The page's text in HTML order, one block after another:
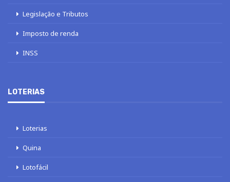
Legislação e Tributos
Imposto de renda
INSS
LOTERIAS
Loterias
Quina
Lotofácil